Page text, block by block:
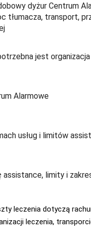
dyżur Centrum
tłumacza, transport,
jest
Alarmowe
usług i limitów
assistance, limity i
leczenia dotyczą
leczenia,